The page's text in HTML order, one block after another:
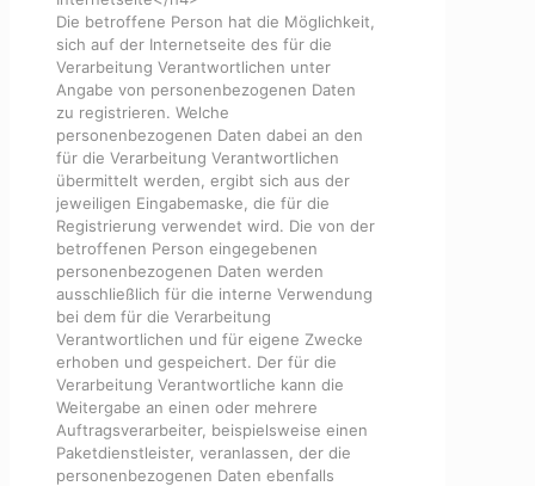
Die betroffene Person hat die Möglichkeit,
sich auf der Internetseite des für die
Verarbeitung Verantwortlichen unter
Angabe von personenbezogenen Daten
zu registrieren. Welche
personenbezogenen Daten dabei an den
für die Verarbeitung Verantwortlichen
übermittelt werden, ergibt sich aus der
jeweiligen Eingabemaske, die für die
Registrierung verwendet wird. Die von der
betroffenen Person eingegebenen
personenbezogenen Daten werden
ausschließlich für die interne Verwendung
bei dem für die Verarbeitung
Verantwortlichen und für eigene Zwecke
erhoben und gespeichert. Der für die
Verarbeitung Verantwortliche kann die
Weitergabe an einen oder mehrere
Auftragsverarbeiter, beispielsweise einen
Paketdienstleister, veranlassen, der die
personenbezogenen Daten ebenfalls